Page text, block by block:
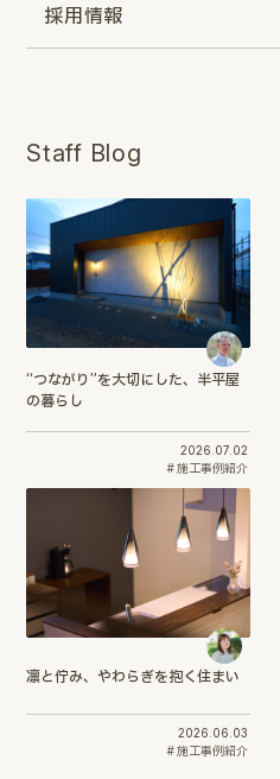
採用情報
Staff Blog
“つながり”を大切にした、半平屋
の暮らし
2026.07.02
施工事例紹介
凛と佇み、やわらぎを抱く住まい
2026.06.03
施工事例紹介